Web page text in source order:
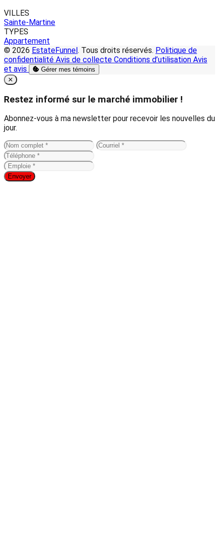
VILLES
Sainte-Martine
TYPES
Appartement
© 2026 EstateFunnel. Tous droits réservés. Politique de
confidentialité Avis de collecte Conditions d’utilisation Avis
et avis
Gérer mes témoins
Close
✕
Restez informé sur le marché immobilier !
Abonnez-vous à ma newsletter pour recevoir les nouvelles du
jour.
Envoyer